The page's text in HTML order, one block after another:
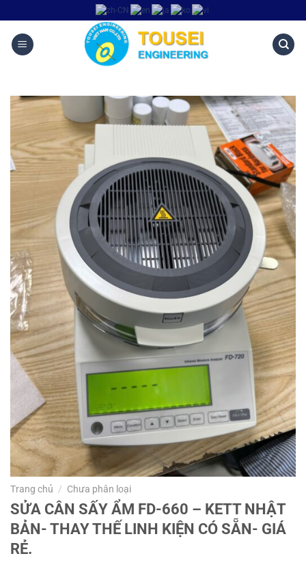
Trang chủ / Chưa phân loại
SỬA CÂN SẤY ẨM FD-660 – KETT NHẬT
BẢN- THAY THẾ LINH KIỆN CÓ SẴN- GIÁ
RẺ.